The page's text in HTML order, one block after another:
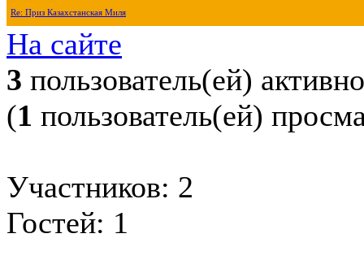
Re: Приз Казахстанская Миля
На сайте
3 пользователь(ей) активно
(1 пользователь(ей)
Участников: 2
Гостей: 1